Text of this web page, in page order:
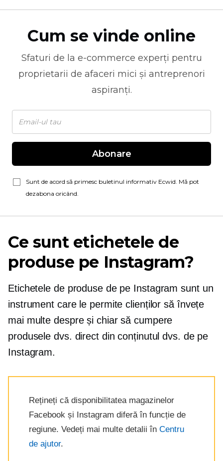
Cum se vinde online
Sfaturi de la e-commerce experți pentru
proprietarii de afaceri mici și antreprenori
aspiranți.
Abonare
Sunt de acord să primesc buletinul informativ Ecwid. Mă pot
dezabona oricând.
Ce sunt etichetele de
produse pe Instagram?
Etichetele de produse de pe Instagram sunt un
instrument care le permite clienților să învețe
mai multe despre și chiar să cumpere
produsele dvs. direct din conținutul dvs. de pe
Instagram.
Rețineți că disponibilitatea magazinelor
Facebook și Instagram diferă în funcție de
regiune. Vedeți mai multe detalii în Centru
de ajutor.